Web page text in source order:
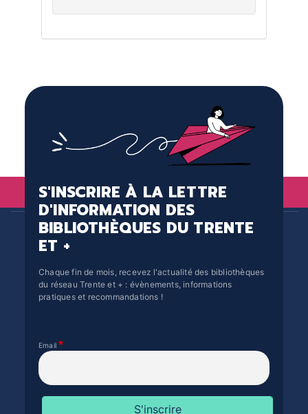
S'INSCRIRE À LA LETTRE
D'INFORMATION DES
BIBLIOTHÈQUES DU TRENTE
ET +
Chaque fin de mois, recevez l'actualité des bibliothèques
du réseau Trente et + : évènements, informations
pratiques et recommandations !
Email